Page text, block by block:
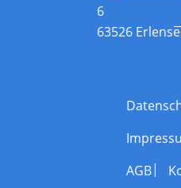
6
63526
AGB